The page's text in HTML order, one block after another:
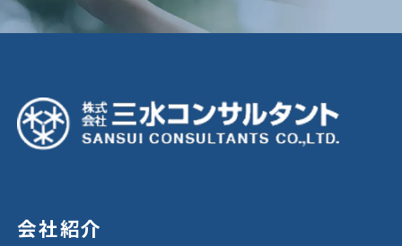
会社紹介